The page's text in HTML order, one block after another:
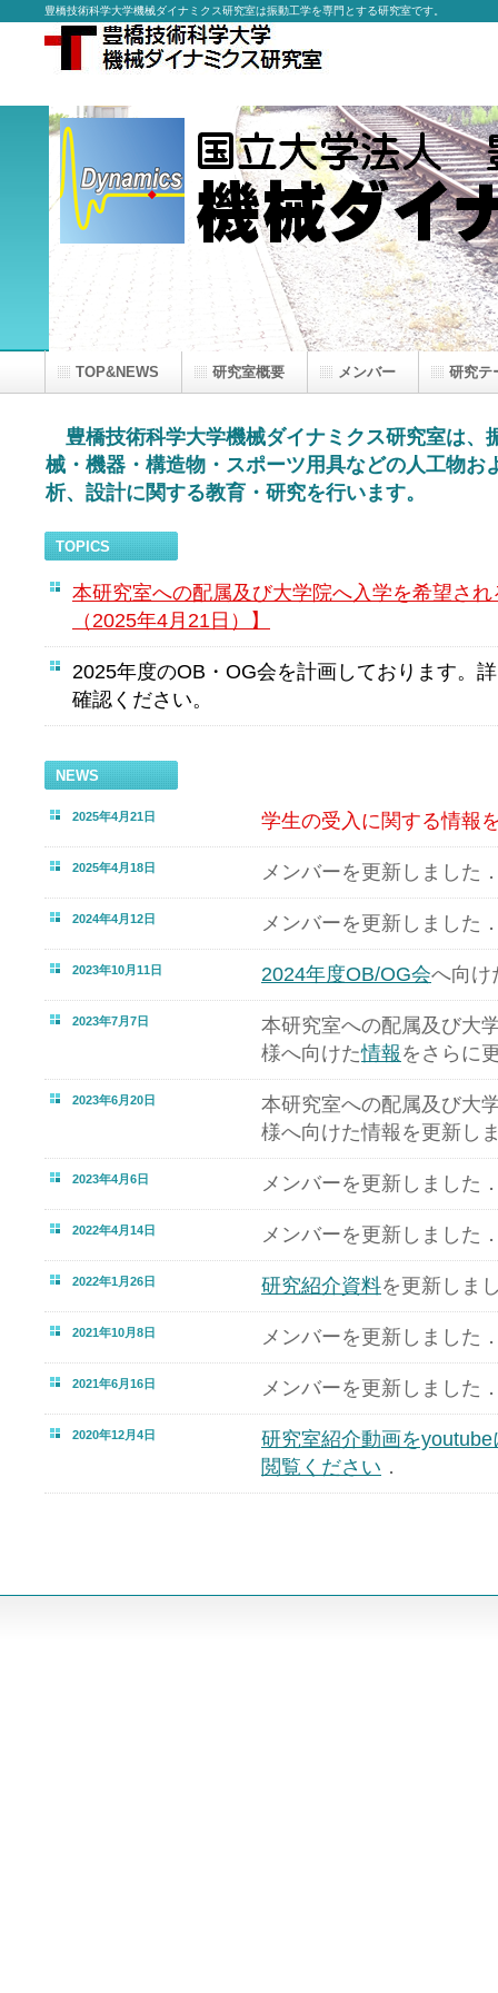
豊橋技術科学大学機械ダイナミクス研究室は振動工学を専門とする研究室です。
豊橋技術科学大学機械ダイナミクス研究室は、
械・機器・構造物・スポーツ用具などの人工物お
析、設計に関する教育・研究を行います。
TOPICS
本研究室への配属及び大学院へ入学を希望さ
（2025年4月21日）】
2025年度のOB・OG会を計画しております。
確認ください。
NEWS
2025年4月21日 学生の受入に関する情報
2025年4月18日 メンバーを更新しました
2024年4月12日 メンバーを更新しました
2023年10月11日 2024年度OB/OG会へ向け
2023年7月7日
本研究室への配属及び大
様へ向けた情報 をさらに
2023年6月20日
本研究室への配属及び大
様へ向けた情報を更新し
2023年4月6日 メンバーを更新しました
2022年4月14日 メンバーを更新しました
2022年1月26日 研究紹介資料を更新しま
2021年10月8日 メンバーを更新しました
2021年6月16日 メンバーを更新しました
2020年12月4日
研究室紹介動画を
閲覧ください ．
TOP&NEWS 研究室概要 メンバー 研究テ